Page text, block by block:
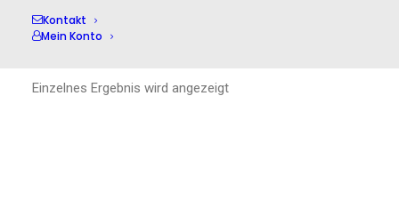
Kontakt
Mein Konto
Krämer,M.
Einzelnes Ergebnis wird angezeigt